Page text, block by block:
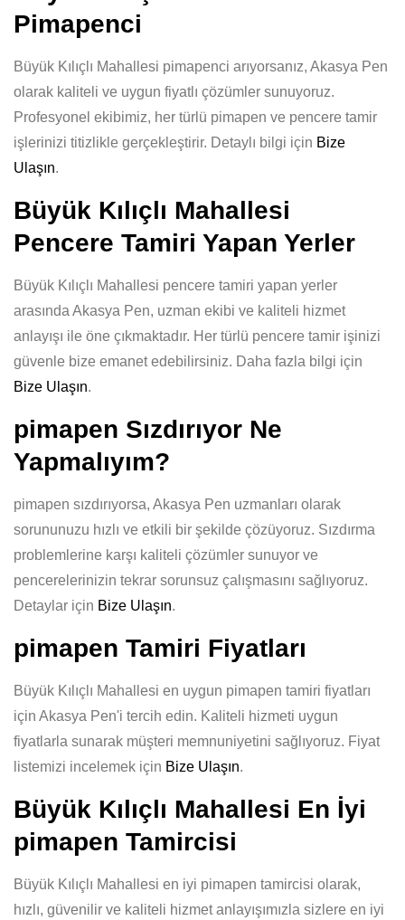
Pimapenci
Büyük Kılıçlı Mahallesi pimapenci arıyorsanız, Akasya Pen
olarak kaliteli ve uygun fiyatlı çözümler sunuyoruz.
Profesyonel ekibimiz, her türlü pimapen ve pencere tamir
işlerinizi titizlikle gerçekleştirir. Detaylı bilgi için Bize
Ulaşın.
Büyük Kılıçlı Mahallesi
Pencere Tamiri Yapan Yerler
Büyük Kılıçlı Mahallesi pencere tamiri yapan yerler
arasında Akasya Pen, uzman ekibi ve kaliteli hizmet
anlayışı ile öne çıkmaktadır. Her türlü pencere tamir işinizi
güvenle bize emanet edebilirsiniz. Daha fazla bilgi için
Bize Ulaşın.
pimapen Sızdırıyor Ne
Yapmalıyım?
pimapen sızdırıyorsa, Akasya Pen uzmanları olarak
sorununuzu hızlı ve etkili bir şekilde çözüyoruz. Sızdırma
problemlerine karşı kaliteli çözümler sunuyor ve
pencerelerinizin tekrar sorunsuz çalışmasını sağlıyoruz.
Detaylar için Bize Ulaşın.
pimapen Tamiri Fiyatları
Büyük Kılıçlı Mahallesi en uygun pimapen tamiri fiyatları
için Akasya Pen'i tercih edin. Kaliteli hizmeti uygun
fiyatlarla sunarak müşteri memnuniyetini sağlıyoruz. Fiyat
listemizi incelemek için Bize Ulaşın.
Büyük Kılıçlı Mahallesi En İyi
pimapen Tamircisi
Büyük Kılıçlı Mahallesi en iyi pimapen tamircisi olarak,
hızlı, güvenilir ve kaliteli hizmet anlayışımızla sizlere en iyi